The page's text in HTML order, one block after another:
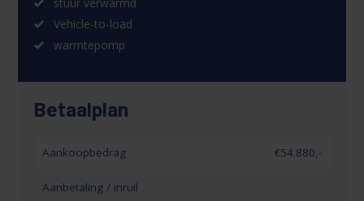
Vehicle-to-load
warmtepomp
Betaalplan
Aankoopbedrag €54.880,-
Aanbetaling / inruil